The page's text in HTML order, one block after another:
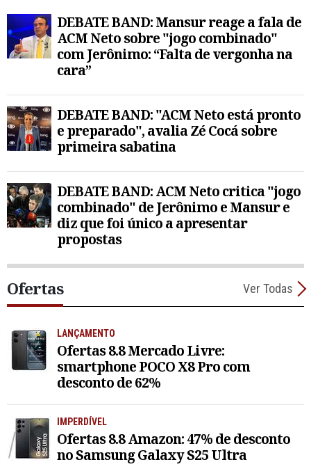
DEBATE BAND: Mansur reage a fala de
ACM Neto sobre "jogo combinado"
com Jerônimo: “Falta de vergonha na
cara”
DEBATE BAND: "ACM Neto está pronto
e preparado", avalia Zé Cocá sobre
primeira sabatina
DEBATE BAND: ACM Neto critica "jogo
combinado" de Jerônimo e Mansur e
diz que foi único a apresentar
propostas
Ofertas Ver Todas
LANÇAMENTO
Ofertas 8.8 Mercado Livre:
smartphone POCO X8 Pro com
desconto de 62%
IMPERDÍVEL
Ofertas 8.8 Amazon: 47% de desconto
no Samsung Galaxy S25 Ultra